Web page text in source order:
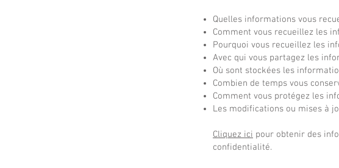
Quelles informations vous
Comment vous recueillez les
Pourquoi vous recueillez les
Avec qui vous partagez les
Où sont stockées les
Combien de temps vous
Comment vous protégez les
Les modifications ou mises à
Cliquez ici pour obtenir des
confidentialité.